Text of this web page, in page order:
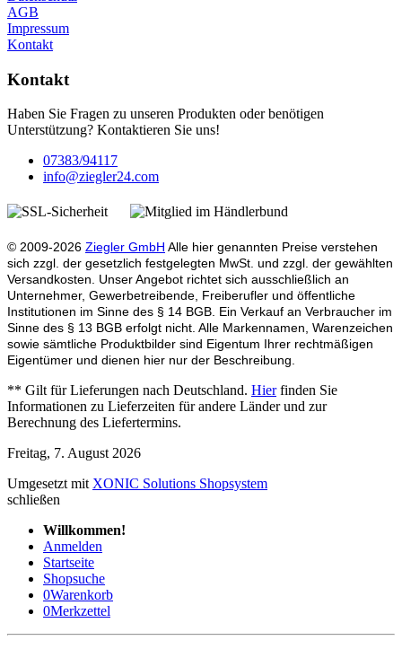
AGB
Impressum
Kontakt
Kontakt
Haben Sie Fragen zu unseren Produkten oder benötigen
Unterstützung? Kontaktieren Sie uns!
07383/94117
info@ziegler24.com
© 2009-2026 Ziegler GmbH Alle hier genannten Preise verstehen
sich zzgl. der gesetzlich festgelegten MwSt. und zzgl. der gewählten
Versandkosten. Unser Angebot richtet sich ausschließlich an
Unternehmer, Gewerbetreibende, Freiberufler und öffentliche
Institutionen im Sinne des § 14 BGB. Ein Verkauf an Verbraucher im
Sinne des § 13 BGB erfolgt nicht. Alle Markennamen, Warenzeichen
sowie sämtliche Produktbilder sind Eigentum Ihrer rechtmäßigen
Eigentümer und dienen hier nur der Beschreibung.
** Gilt für Lieferungen nach Deutschland. Hierfinden Sie
Informationen zu Lieferzeiten für andere Länder und zur
Berechnung des Liefertermins.
Freitag, 7. August 2026
Umgesetzt mit XONIC Solutions Shopsystem
schließen
Willkommen!
Anmelden
Startseite
Shopsuche
0Warenkorb
0Merkzettel